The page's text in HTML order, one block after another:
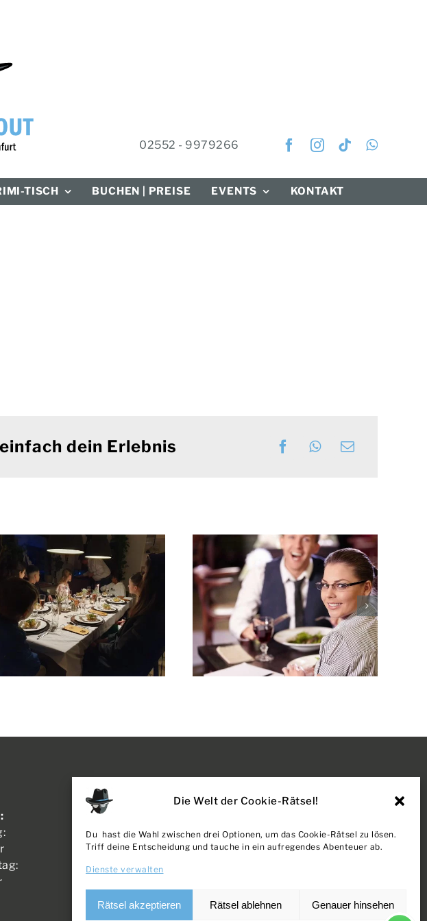
Die Welt der Cookie-Rätsel!
Du hast die Wahl zwischen drei Optionen, um das Cookie-Rätsel zu lösen.
Triff deine Entscheidung und tauche in ein aufregendes Abenteuer ab.
Dienste verwalten
Rätsel akzeptieren Rätsel ablehnen Genauer hinsehen
02552 - 9979266
TISCH BUCHEN | PREISE EVENTS KONTAKT
dein Erlebnis
ÜBER UNS
JOBS
DATENSCHUTZ